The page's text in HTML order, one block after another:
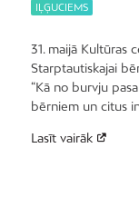
IĻĢUCIEMS
31. maijā Kultūras
Starptautiskajai
“Kā no burvju
bērniem un citus
Lasīt vairāk